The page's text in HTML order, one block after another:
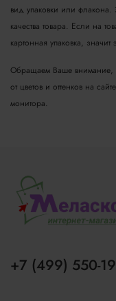
вид упаковки или флакона.
качества товара. Если на
картонная упаковка,
Обращаем Ваше внимание,
от цветов и оттенков на
монитора.
+7 (499) 550-